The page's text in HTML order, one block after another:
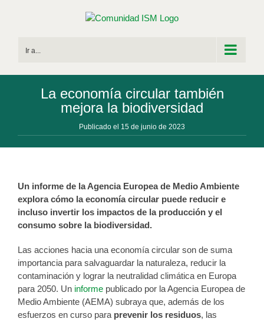
Ir a...
La economía circular también
mejora la biodiversidad
Publicado el 15 de junio de 2023
Un informe de la Agencia Europea de Medio Ambiente
explora cómo la economía circular puede reducir e
incluso invertir los impactos de la producción y el
consumo sobre la biodiversidad.
Las acciones hacia una economía circular son de suma
importancia para salvaguardar la naturaleza, reducir la
contaminación y lograr la neutralidad climática en Europa
para 2050. Un informe publicado por la Agencia Europea de
Medio Ambiente (AEMA) subraya que, además de los
esfuerzos en curso para prevenir los residuos, las